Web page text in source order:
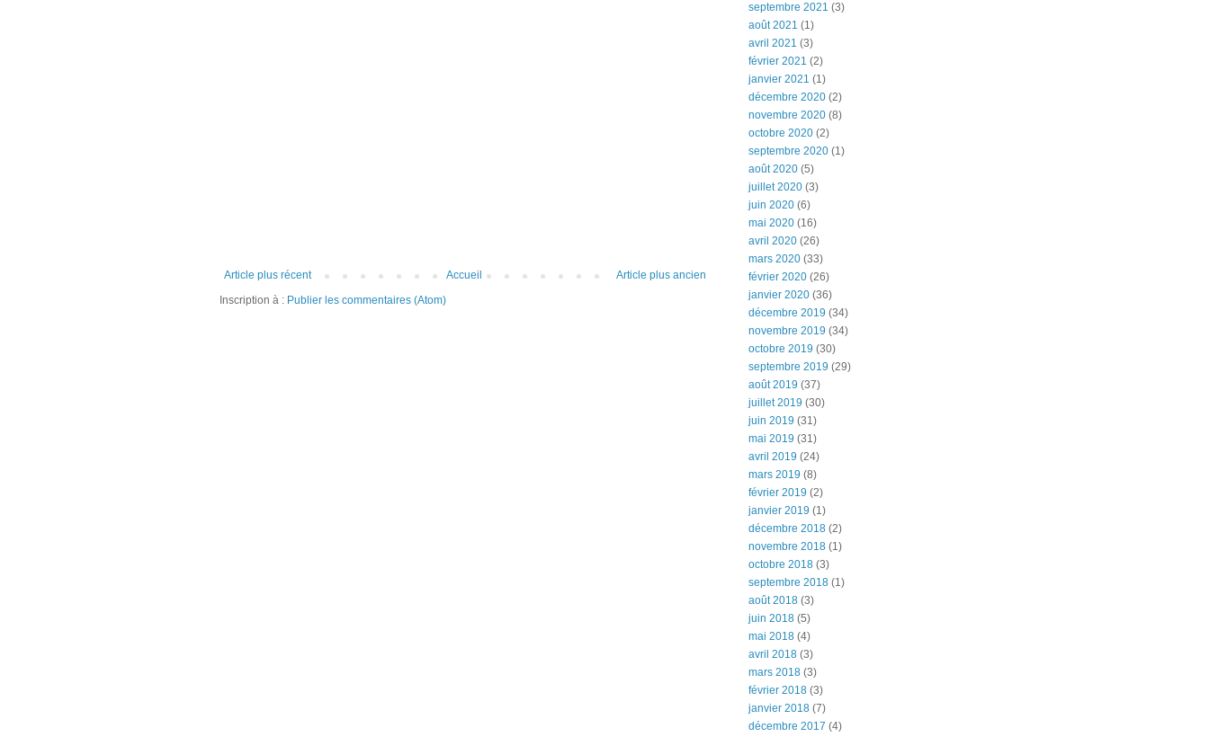
Article plus récent Article plus ancien
Accueil
Inscription à : Publier les commentaires (Atom)
septembre 2021 (3)
août 2021 (1)
avril 2021 (3)
février 2021 (2)
janvier 2021 (1)
décembre 2020 (2)
novembre 2020 (8)
octobre 2020 (2)
septembre 2020 (1)
août 2020 (5)
juillet 2020 (3)
juin 2020 (6)
mai 2020 (16)
avril 2020 (26)
mars 2020 (33)
février 2020 (26)
janvier 2020 (36)
décembre 2019 (34)
novembre 2019 (34)
octobre 2019 (30)
septembre 2019 (29)
août 2019 (37)
juillet 2019 (30)
juin 2019 (31)
mai 2019 (31)
avril 2019 (24)
mars 2019 (8)
février 2019 (2)
janvier 2019 (1)
décembre 2018 (2)
novembre 2018 (1)
octobre 2018 (3)
septembre 2018 (1)
août 2018 (3)
juin 2018 (5)
mai 2018 (4)
avril 2018 (3)
mars 2018 (3)
février 2018 (3)
janvier 2018 (7)
décembre 2017 (4)